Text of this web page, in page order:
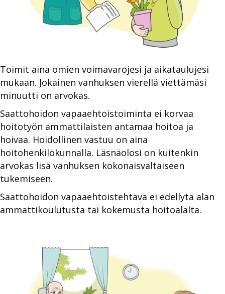
Toimit aina omien voimavarojesi ja aikataulujesi
mukaan. Jokainen vanhuksen vierellä viettämäsi
minuutti on arvokas.
Saattohoidon vapaaehtoistoiminta ei korvaa
hoitotyön ammattilaisten antamaa hoitoa ja
hoivaa. Hoidollinen vastuu on aina
hoitohenkilökunnalla. Läsnäolosi on kuitenkin
arvokas lisä vanhuksen kokonaisvaltaiseen
tukemiseen.
Saattohoidon vapaaehtoistehtävä ei edellytä alan
ammattikoulutusta tai kokemusta hoitoalalta.